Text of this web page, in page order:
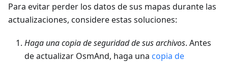
Para evitar perder los datos de sus mapas durante las
actualizaciones, considere estas soluciones:
Haga una copia de seguridad de sus archivos. Antes
de actualizar OsmAnd, haga una copia de